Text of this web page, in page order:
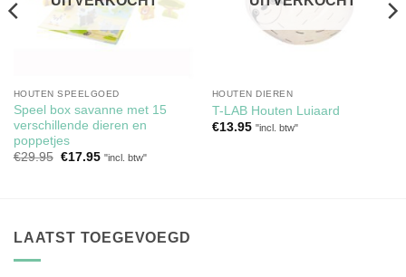
HOUTEN SPEELGOED
Speel box savanne met 15
verschillende dieren en
poppetjes
€29.95 Oorspronkelijke
€17.95Huidige
"incl. btw"
HOUTEN DIEREN
T-LAB Houten Luiaard
€13.95 "incl. btw"
LAATST TOEGEVOEGD